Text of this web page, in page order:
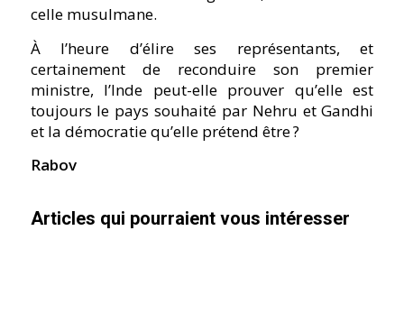
celle musulmane.
À l’heure d’élire ses représentants, et
certainement de reconduire son premier
ministre, l’Inde peut-elle prouver qu’elle est
toujours le pays souhaité par Nehru et Gandhi
et la démocratie qu’elle prétend être ?
Rabov
Articles qui pourraient vous intéresser